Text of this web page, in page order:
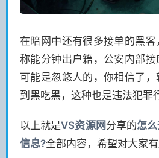
在暗网中还有很多接单的黑
称能分钟出户籍，公安内部
可能是忽悠人的，你相信了
到黑吃黑，这种也是违法犯罪
以上就是VS资源网 分享的怎
信息?全部内容，希望对大家有